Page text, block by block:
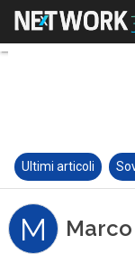
Ultimi articoli
M